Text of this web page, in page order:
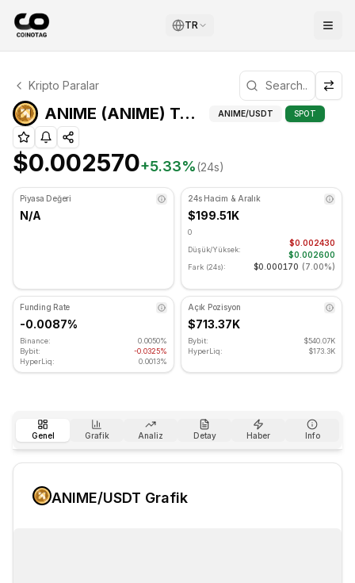
TR
ANIME Teknik Analizi
ANIME şu anda $0.002570 seviyesinde işlem görüyor.
Kripto Paralar
ANIME (ANIME) Teknik Göstergeler ANIME/USDT SPOT
$0.002570+5.33%(24s)
Piyasa Değeri
N/A
24s Hacim & Aralık
$199.51K
0
Düşük/Yüksek:
$0.002430
$0.002600
Fark (24s): $0.000170 (7.00%)
Funding Rate
-0.0087%
Binance:
0.0050%
Bybit:
-0.0325%
HyperLiq:
0.0013%
Açık Pozisyon
$713.37K
Bybit:
$540.07K
HyperLiq:
$173.3K
Genel Grafik Analiz Detay Haber Info
ANIME/USDT Grafik